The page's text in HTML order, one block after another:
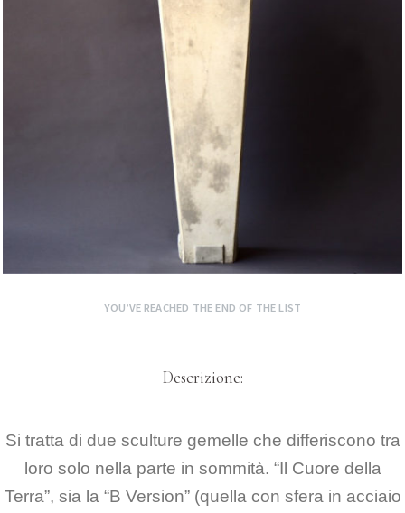
YOU’VE REACHED THE END OF THE LIST
Descrizione:
Si tratta di due sculture gemelle che differiscono tra
loro solo nella parte in sommità. “Il Cuore della
Terra”, sia la “B Version” (quella con sfera in acciaio